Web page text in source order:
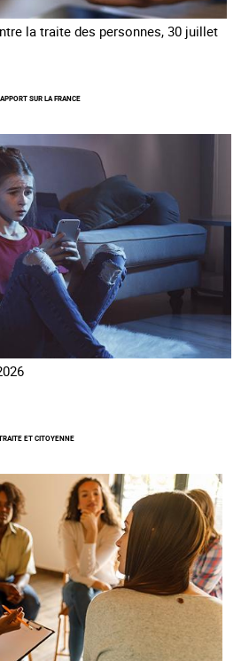
la traite des personnes, 30 juillet
SUR LA FRANCE
ET CITOYENNE